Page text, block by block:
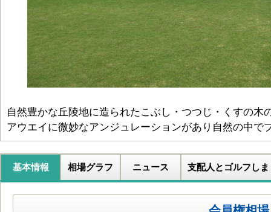
自然豊かな丘陵地に造られたこぶし・つつじ・くすの
アウエイに微妙なアンジュレーションがあり自然の中で
基本情報 相場グラフ ニュース 支配人とゴルフしま